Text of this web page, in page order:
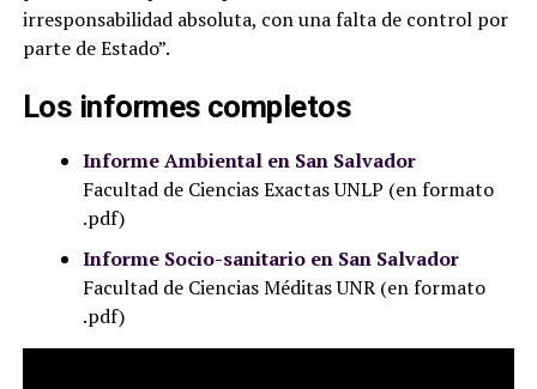
irresponsabilidad absoluta, con una falta de control por
parte de Estado”.
Los informes completos
Informe Ambiental en San Salvador
Facultad de Ciencias Exactas UNLP (en formato
.pdf)
Informe Socio-sanitario en San Salvador
Facultad de Ciencias Méditas UNR (en formato
.pdf)